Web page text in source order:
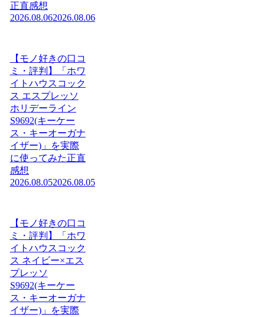
正直感想
2026.08.062026.08.06
【モノ好きの口コ
ミ・評判】「ホワ
イトハウスコック
ス エスプレッソ
ホリデーライン
S9692(キーケー
ス・キーオーガナ
イザー)」を実際
に使ってみた正直
感想
2026.08.052026.08.05
【モノ好きの口コ
ミ・評判】「ホワ
イトハウスコック
ス ネイビー×エス
プレッソ
S9692(キーケー
ス・キーオーガナ
イザー)」を実際